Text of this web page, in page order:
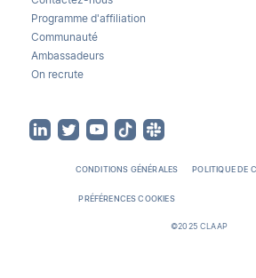
Programme d'affiliation
Communauté
Ambassadeurs
On recrute
CONDITIONS GÉNÉRALES POLITIQUE DE
PRÉFÉRENCES COOKIES
©2025 CLAAP